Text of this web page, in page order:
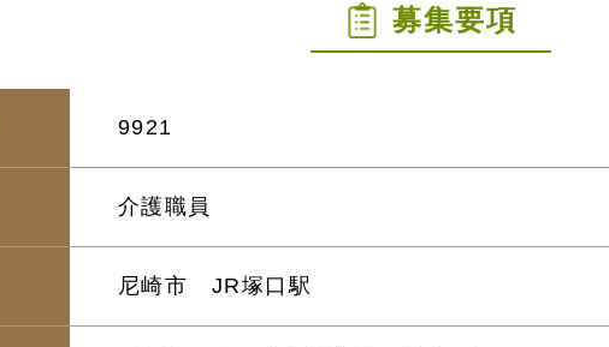
募集要項
9921
介護職員
尼崎市 JR塚口駅